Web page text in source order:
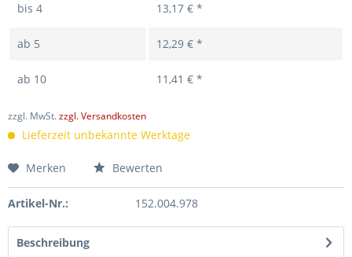
bis 4 13,17 € *
ab 5 12,29 € *
ab 10 11,41 € *
zzgl. MwSt.zzgl. Versandkosten
Lieferzeit unbekannte Werktage
Merken Bewerten
Artikel-Nr.: 152.004.978
Beschreibung